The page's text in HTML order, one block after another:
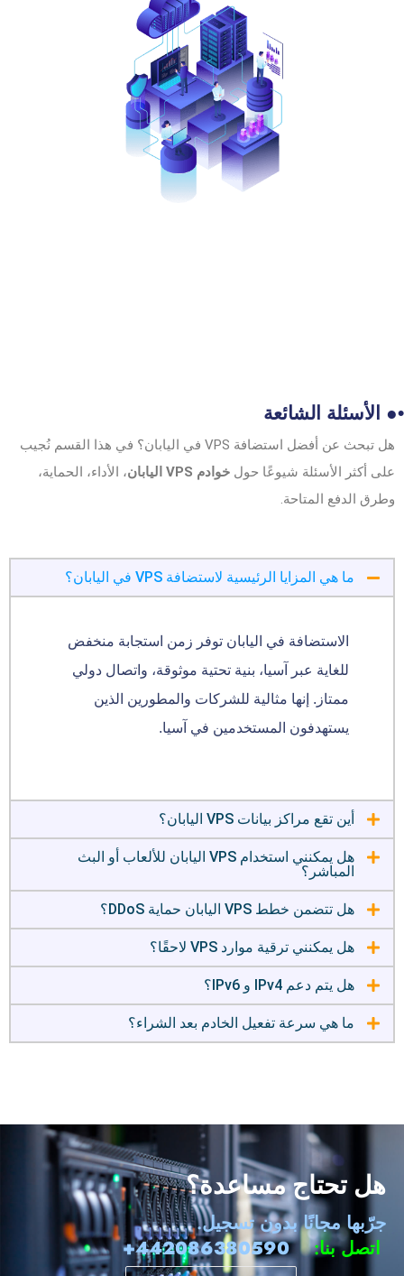
•● الأسئلة الشائعة
هل تبحث عن أفضل استضافة VPS في اليابان؟ في هذا القسم نُجيب
على أكثر الأسئلة شيوعًا حول خوادم VPS اليابان
، الأداء، الحماية،
وطرق الدفع المتاحة.
ما هي المزايا الرئيسية لاستضافة VPS في اليابان؟
الاستضافة في اليابان توفر زمن استجابة منخفض
للغاية عبر آسيا، بنية تحتية موثوقة، واتصال دولي
ممتاز. إنها مثالية للشركات والمطورين الذين
يستهدفون المستخدمين في آسيا.
أين تقع مراكز بيانات VPS اليابان؟
هل يمكنني استخدام VPS اليابان للألعاب أو البث
المباشر؟
هل تتضمن خطط VPS اليابان حماية DDoS؟
هل يمكنني ترقية موارد VPS لاحقًا؟
هل يتم دعم IPv4 و IPv6؟
ما هي سرعة تفعيل الخادم بعد الشراء؟
هل تحتاج مساعدة؟
جرّبها مجانًا بدون تسجيل.
اتصل بنا:
442086380590+